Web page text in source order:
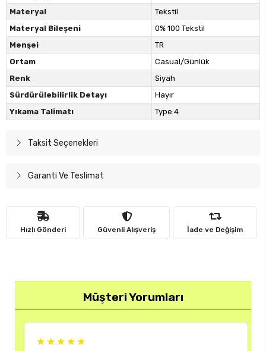
Materyal
Tekstil
Materyal Bileşeni
0% 100 Tekstil
Menşei
TR
Ortam
Casual/Günlük
Renk
Siyah
Sürdürülebilirlik Detayı
Hayır
Yıkama Talimatı
Type 4
Taksit Seçenekleri
Garanti Ve Teslimat
Hızlı Gönderi Güvenli Alışveriş İade ve Değişim
Müşteri Yorumları